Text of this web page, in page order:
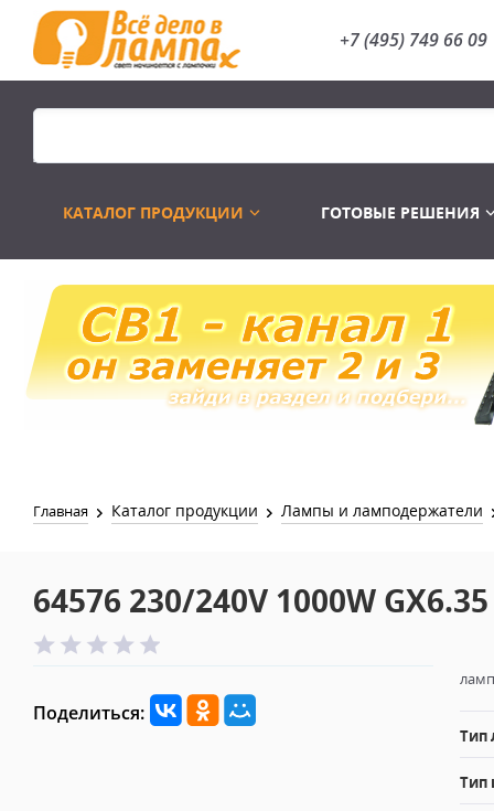
+7 (495) 749 66 09
КАТАЛОГ ПРОДУКЦИИ
Распродажа Лампы
ГОТОВЫЕ РЕШЕНИЯ
Главная Каталог продукции Лампы и ламподержатели
64576 230/240V 1000W GX6.35
Поделиться:
Тип
Тип